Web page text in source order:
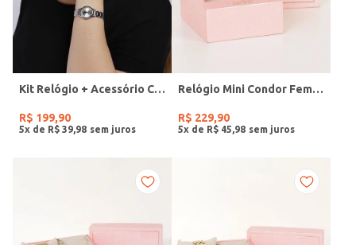
Kit Relógio + Acessório Condor Feminino PRATA
R$ 199,90
5x de R$ 39 98
Relógio Mini Condor Feminino DOURADO
R$ 229,90
5x de R$ 45 98